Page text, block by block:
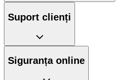
Suport clienți
Siguranța online